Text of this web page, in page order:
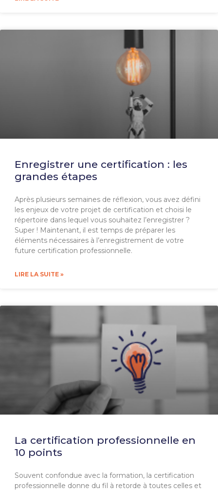
Enregistrer une certification : les
grandes étapes
Après plusieurs semaines de réflexion, vous avez défini
les enjeux de votre projet de certification et choisi le
répertoire dans lequel vous souhaitez l’enregistrer ?
Super ! Maintenant, il est temps de préparer les
éléments nécessaires à l’enregistrement de votre
future certification professionnelle.
LIRE LA SUITE »
La certification professionnelle en
10 points
Souvent confondue avec la formation, la certification
professionnelle donne du fil à retorde à toutes celles et